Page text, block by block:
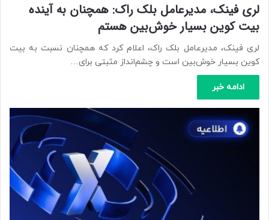
لری فینک، مدیرعامل بلک راک: همچنان به آینده
بیت کوین بسیار خوش‌بین هستم
لری فینک، مدیرعامل بلک راک، اعلام کرد که همچنان نسبت به بیت
کوین بسیار خوش‌بین است و چشم‌انداز مثبتی برای…
ادامه خبر